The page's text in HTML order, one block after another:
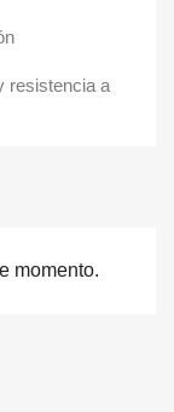
resistencia a
momento.